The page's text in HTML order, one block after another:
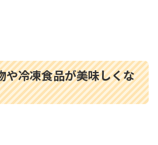
や冷凍食品が美味しくな